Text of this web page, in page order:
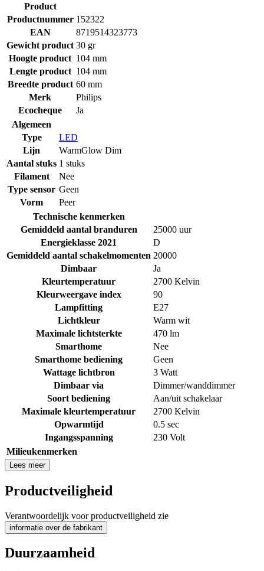
Product
Productnummer 152322
EAN
8719514323773
Gewicht product 30 gr
Hoogte product 104 mm
Lengte product 104 mm
Breedte product 60 mm
Merk
Philips
Ecocheque
Ja
Algemeen
Type
LED
Lijn
WarmGlow Dim
Aantal stuks 1 stuks
Filament
Nee
Type sensor Geen
Vorm
Peer
Technische kenmerken
Gemiddeld aantal branduren
25000 uur
Energieklasse 2021
D
Gemiddeld aantal schakelmomenten 20000
Dimbaar
Ja
Kleurtemperatuur
2700 Kelvin
Kleurweergave index
90
Lampfitting
E27
Lichtkleur
Warm wit
Maximale lichtsterkte
470 lm
Smarthome
Nee
Smarthome bediening
Geen
Wattage lichtbron
3 Watt
Dimbaar via
Dimmer/wanddimmer
Soort bediening
Aan/uit schakelaar
Maximale kleurtemperatuur
2700 Kelvin
Opwarmtijd
0.5 sec
Ingangsspanning
230 Volt
Milieukenmerken
Lees meer
Productveiligheid
Verantwoordelijk voor productveiligheid zie
informatie over de fabrikant
Duurzaamheid